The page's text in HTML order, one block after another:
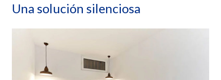
Una solución silenciosa